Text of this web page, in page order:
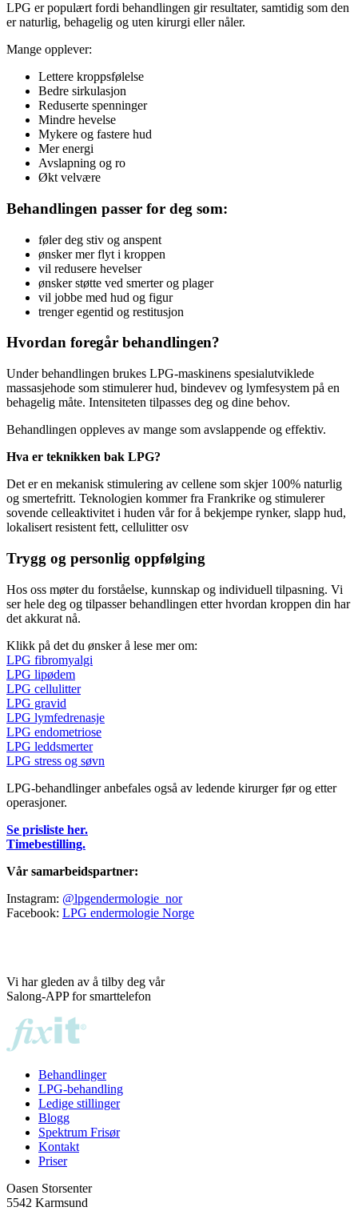
LPG er populært fordi behandlingen gir resultater, samtidig som den
er naturlig, behagelig og uten kirurgi eller nåler.
Mange opplever:
Lettere kroppsfølelse
Bedre sirkulasjon
Reduserte spenninger
Mindre hevelse
Mykere og fastere hud
Mer energi
Avslapning og ro
Økt velvære
Behandlingen passer for deg som:
føler deg stiv og anspent
ønsker mer flyt i kroppen
vil redusere hevelser
ønsker støtte ved smerter og plager
vil jobbe med hud og figur
trenger egentid og restitusjon
Hvordan foregår behandlingen?
Under behandlingen brukes LPG-maskinens spesialutviklede
massasjehode som stimulerer hud, bindevev og lymfesystem på en
behagelig måte. Intensiteten tilpasses deg og dine behov.
Behandlingen oppleves av mange som avslappende og effektiv.
Hva er teknikken bak LPG?
Det er en mekanisk stimulering av cellene som skjer 100% naturlig
og smertefritt. Teknologien kommer fra Frankrike og stimulerer
sovende celleaktivitet i huden vår for å bekjempe rynker, slapp hud,
lokalisert resistent fett, cellulitter osv
Trygg og personlig oppfølging
Hos oss møter du forståelse, kunnskap og individuell tilpasning. Vi
ser hele deg og tilpasser behandlingen etter hvordan kroppen din har
det akkurat nå.
Klikk på det du ønsker å lese mer om:
LPG fibromyalgi
LPG lipødem
LPG cellulitter
LPG gravid
LPG lymfedrenasje
LPG endometriose
LPG leddsmerter
LPG stress og søvn
LPG-behandlinger anbefales også av ledende kirurger før og etter
operasjoner.
Se prisliste her.
Timebestilling.
Vår samarbeidspartner:
Instagram: @lpgendermologie_nor
Facebook: LPG endermologie Norge
Vi har gleden av å tilby deg vår
Salong-APP for smarttelefon
Behandlinger
LPG-behandling
Ledige stillinger
Blogg
Spektrum Frisør
Kontakt
Priser
Oasen Storsenter
5542 Karmsund